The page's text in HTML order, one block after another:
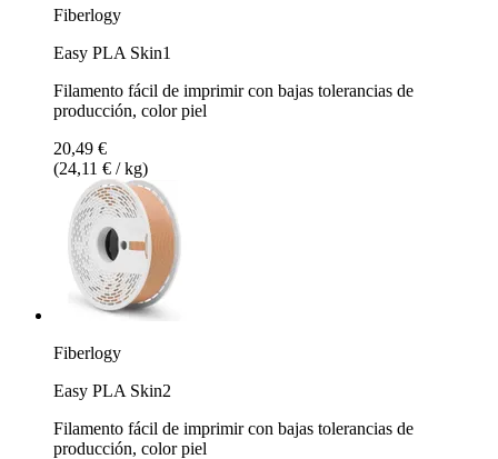
Fiberlogy
Easy PLA Skin1
Filamento fácil de imprimir con bajas tolerancias de
producción, color piel
20,49 €
(24,11 € / kg)
Fiberlogy
Easy PLA Skin2
Filamento fácil de imprimir con bajas tolerancias de
producción, color piel